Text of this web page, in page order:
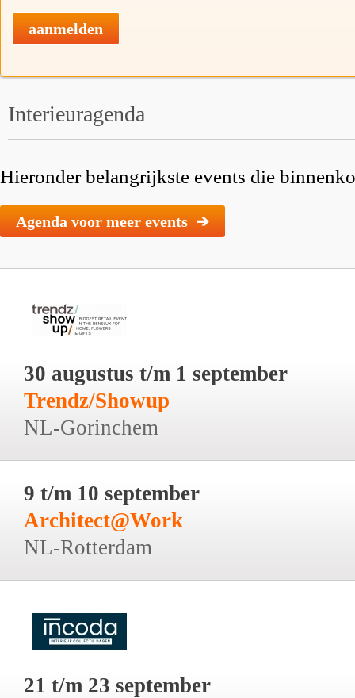
aanmelden
Interieuragenda
Hieronder belangrijkste events die
Agenda voor meer events ➔
30 augustus t/m 1 september
Trendz/Showup
NL-Gorinchem
9 t/m 10 september
Architect@Work
NL-Rotterdam
21 t/m 23 september